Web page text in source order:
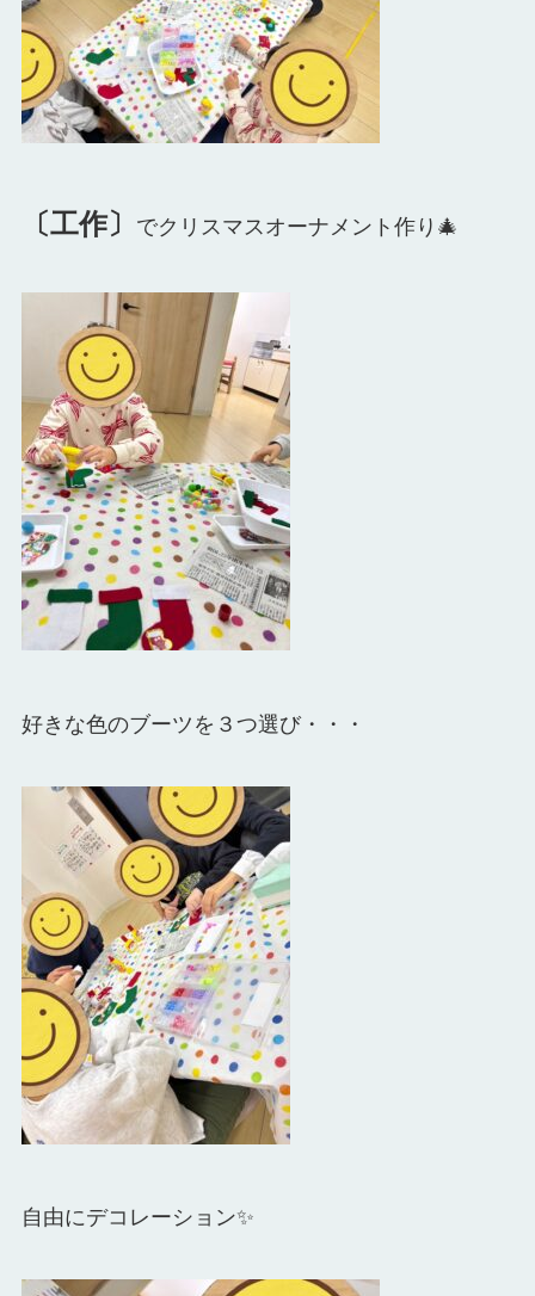
〔工作〕 でクリスマスオーナメント作り🎄
好きな色のブーツを３つ選び・・・
自由にデコレーション✨